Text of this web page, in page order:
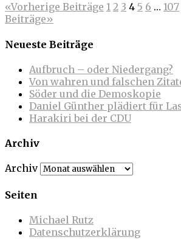
«Vorherige Beiträge 1 2 3 4 5 6 … 107
Beiträge»
Neueste Beiträge
Aufbruch – oder Niedergang?
Von wahren und falschen
Söder und die Demoskopie
Daniel Günther plädiert für
Harakiri bei der CDU
Archiv
Archiv
Seiten
Michael Rutz
Datenschutzerklärung